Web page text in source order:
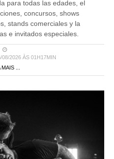
para todas las edades, el
concursos, shows
stands comerciales y la
e invitados especiales.
08/2026 ÀS 01H17MIN
MAIS ...